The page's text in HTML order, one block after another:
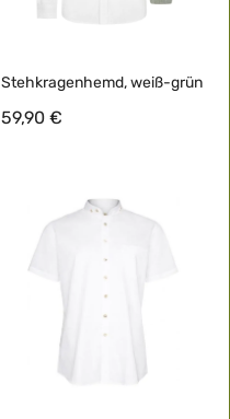
Stehkragenhemd, weiß-grün
59,90 €